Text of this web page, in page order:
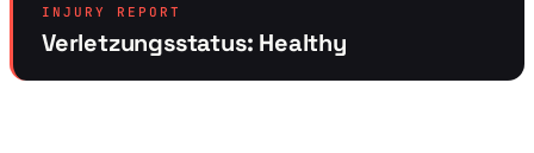
INJURY REPORT
Verletzungsstatus: Healthy